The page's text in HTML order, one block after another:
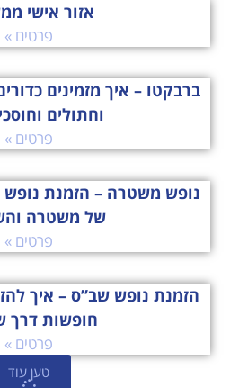
אזור אישי
פרטים »
ברבקטו – איך מזמינים
וחתולים
פרטים »
נופש משטרה – הזמנת
של משטרה
פרטים »
הזמנת נופש שב”ס – איך
חופשות דרך
פרטים »
טען עוד